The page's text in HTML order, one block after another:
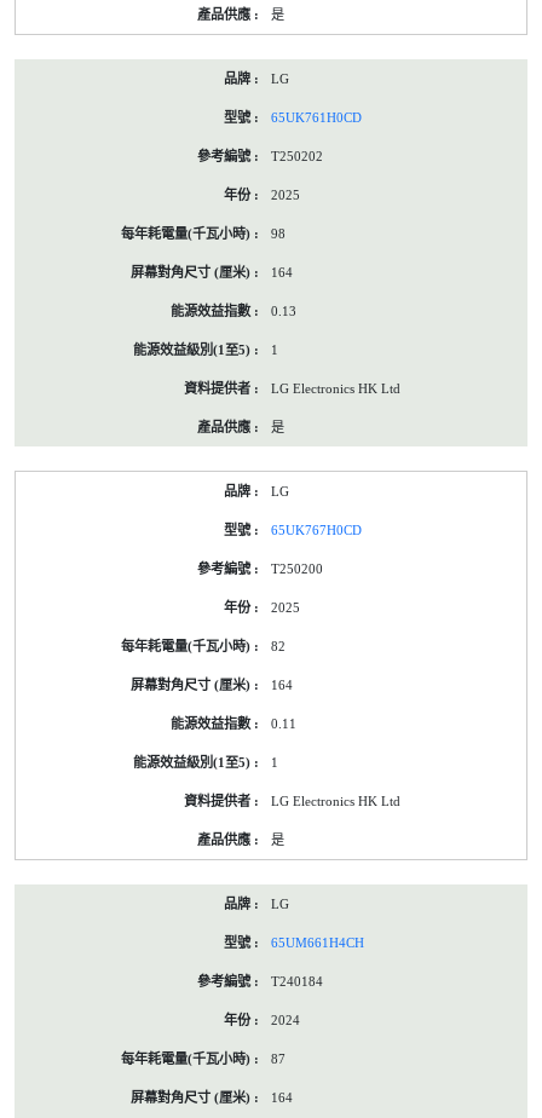
是
LG
65UK761H0CD
T250202
2025
98
164
0.13
1
LG Electronics HK Ltd
是
LG
65UK767H0CD
T250200
2025
82
164
0.11
1
LG Electronics HK Ltd
是
LG
65UM661H4CH
T240184
2024
87
164